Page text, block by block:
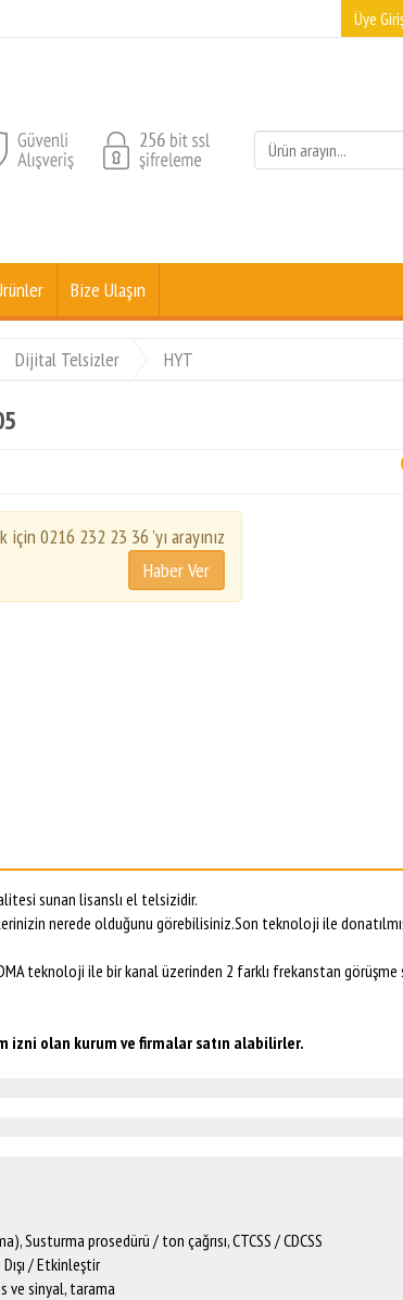
Üye
Bize Ulaşın
Dijital Telsizler HYT
0216 232 23 36 'yı arayınız
sunan lisanslı el telsizidir.
nerede olduğunu görebilisiniz.Son teknoloji ile
teknoloji ile bir kanal üzerinden 2 farklı frekanstan
izni olan kurum ve firmalar satın alabilirler.
Susturma prosedürü / ton çağrısı, CTCSS / CDCSS
/ Etkinleştir
ve sinyal, tarama